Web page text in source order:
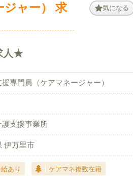
ジャー） 求
気になる
人★
専門員（ケアマネージャー）
護支援事業所
伊万里市
あり ケアマネ複数在籍